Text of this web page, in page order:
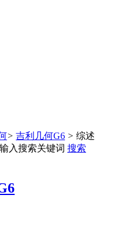
> 吉利几何G6 > 综述
入搜索关键词 搜索